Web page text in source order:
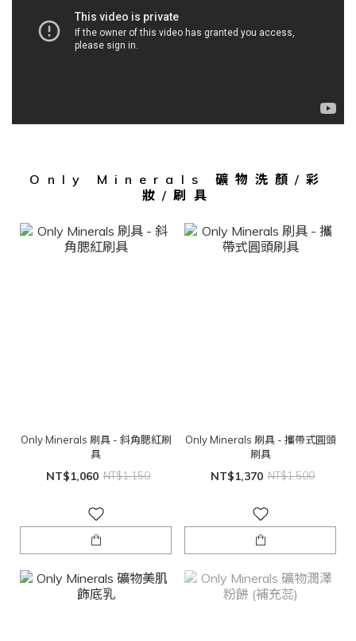
Only Minerals 礦物洗顏/彩
妝/刷具
Only Minerals 刷具 - 斜角腮紅刷
具
NT$1,060 NT$1,150
Only Minerals 刷具 - 攜帶式圓頭
刷具
NT$1,370 NT$1,500